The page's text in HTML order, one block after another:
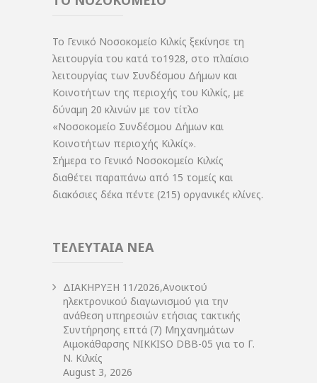
Το Γενικό Νοσοκομείο Κιλκίς ξεκίνησε τη
λειτουργία του κατά το1928, στο πλαίσιο
λειτουργίας των Συνδέσμου Δήμων και
Κοινοτήτων της περιοχής του Κιλκίς, με
δύναμη 20 κλινών με τον τίτλο
«Νοσοκομείο Συνδέσμου Δήμων και
Κοινοτήτων περιοχής Κιλκίς».
Σήμερα το Γενικό Νοσοκομείο Κιλκίς
διαθέτει παραπάνω από 15 τομείς και
διακόσιες δέκα πέντε (215) οργανικές κλίνες.
ΤΕΛΕΥΤΑΙΑ ΝΕΑ
ΔIΑΚΗΡΥΞΗ 11/2026,Ανοικτού
ηλεκτρονικού διαγωνισμού για την
ανάθεση υπηρεσιών ετήσιας τακτικής
Συντήρησης επτά (7) Μηχανημάτων
Αιμοκάθαρσης NIKKISO DBB-05 για το Γ.
Ν. Κιλκίς
August 3, 2026